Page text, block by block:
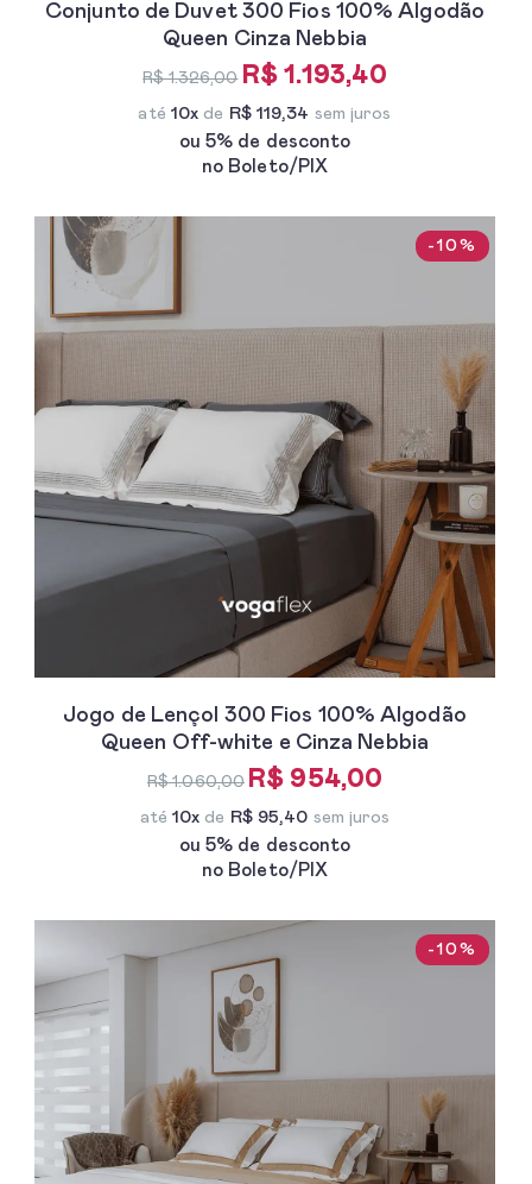
Conjunto de Duvet 300 Fios 100% Algodão
Queen Cinza Nebbia
R$ 1.326,00 R$ 1.193,40
até 10x de R$ 119,34 sem juros
ou 5% de desconto
no Boleto/PIX
-10%
Jogo de Lençol 300 Fios 100% Algodão
Queen Off-white e Cinza Nebbia
R$ 1.060,00 R$ 954,00
até 10x de R$ 95,40 sem juros
ou 5% de desconto
no Boleto/PIX
-10%